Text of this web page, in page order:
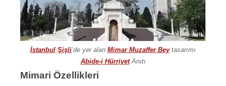
İstanbul Şişli’de yer alan Mimar Muzaffer Beytasarımı
Abide-i HürriyetAnıtı
Mimari Özellikleri